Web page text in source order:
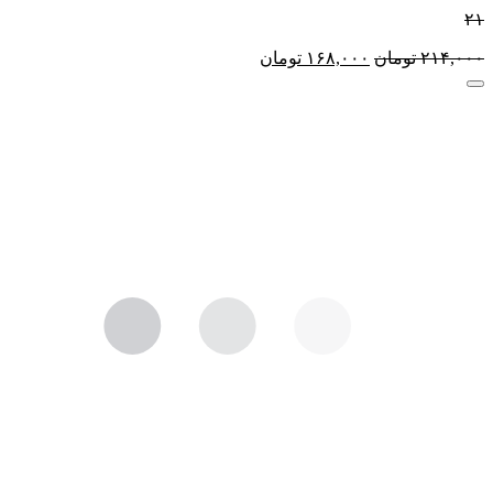
۲۱
۲۱۴,۰۰۰ تومان ۱۶۸,۰۰۰ تومان